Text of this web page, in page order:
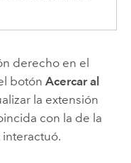
derecho en el
botón Acercar al
la extensión
con la de la